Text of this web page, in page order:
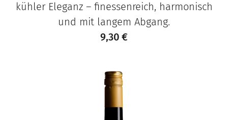
kühler Eleganz – finessenreich, harmonisch
und mit langem Abgang.
9,30 €